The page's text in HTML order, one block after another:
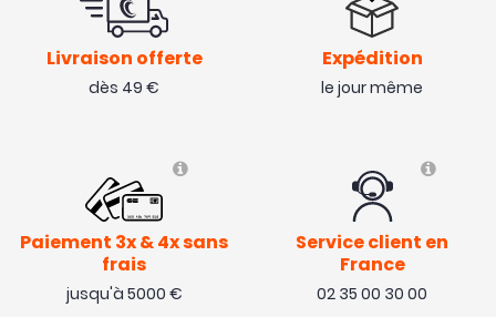
Livraison offerte
dès 49 €
Expédition
le jour même
Paiement 3x & 4x sans
frais
jusqu'à 5000 €
Service client en
France
02 35 00 30 00